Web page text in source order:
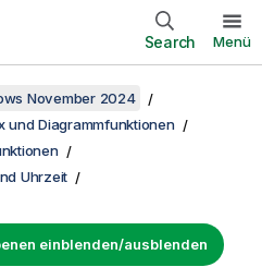
Search Menü
November 2024
und Diagrammfunktionen
Uhrzeit
einblenden/ausblenden